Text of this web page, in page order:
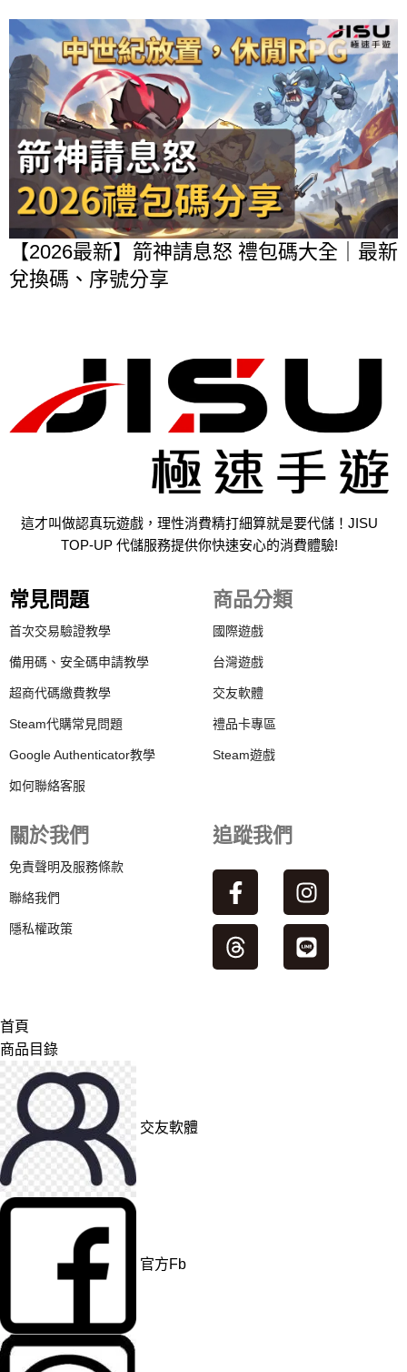
【2026最新】箭神請息怒 禮包碼大全｜最新
兌換碼、序號分享
這才叫做認真玩遊戲，理性消費精打細算就是要代儲！JISU
TOP-UP 代儲服務提供你快速安心的消費體驗!
常見問題
首次交易驗證教學
備用碼、安全碼申請教學
超商代碼繳費教學
Steam代購常見問題
Google Authenticator教學
如何聯絡客服
商品分類
國際遊戲
台灣遊戲
交友軟體
禮品卡專區
Steam遊戲
關於我們
免責聲明及服務條款
聯絡我們
隱私權政策
追蹤我們
首頁
商品目錄
交友軟體
官方Fb